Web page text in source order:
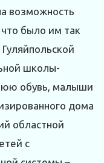
возможность
было им так
школы-
обувь, малыши
дома
областной
с